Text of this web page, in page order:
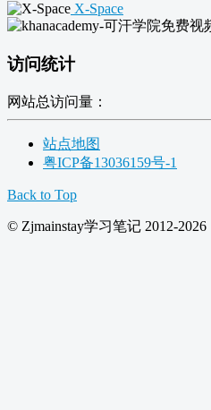
X-Space
访问统计
网站总访问量：
站点地图
粤ICP备13036159号-1
Back to Top
© Zjmainstay学习笔记 2012-2026